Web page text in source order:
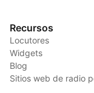
Recursos
Locutores
Widgets
Blog
Sitios web de radio